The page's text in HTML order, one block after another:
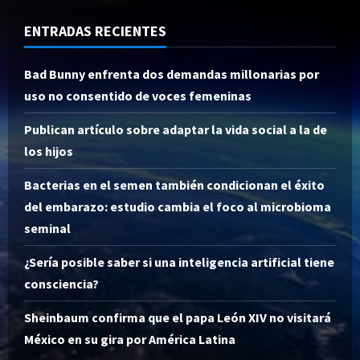
ENTRADAS RECIENTES
Bad Bunny enfrenta dos demandas millonarias por
uso no consentido de voces femeninas
Publican artículo sobre adaptar la vida social a la de
los hijos
Bacterias en el semen también condicionan el éxito
del embarazo: estudio cambia el foco al microbioma
seminal
¿Sería posible saber si una inteligencia artificial tiene
consciencia?
Sheinbaum confirma que el papa León XIV no visitará
México en su gira por América Latina